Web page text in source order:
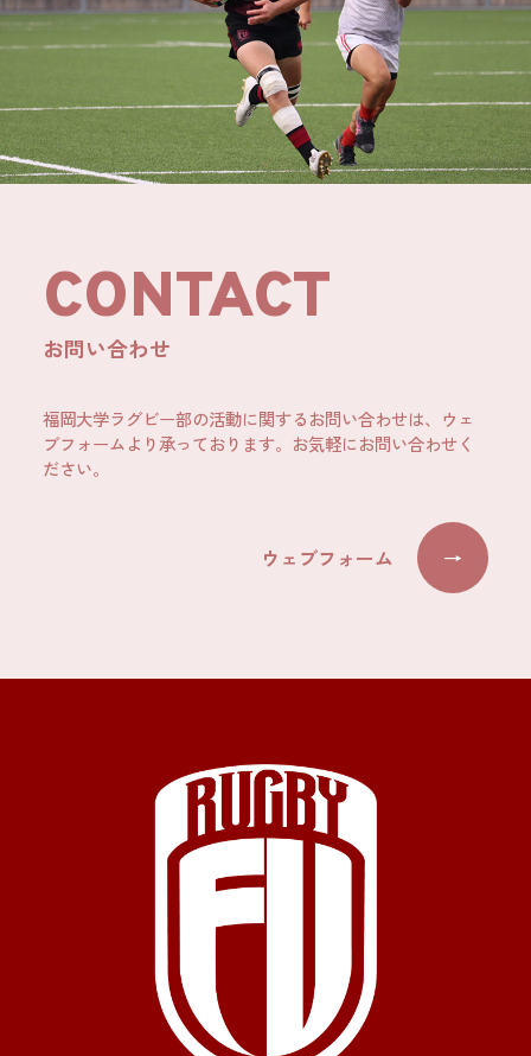
CONTACT
お問い合わせ
福岡大学ラグビー部の活動に関するお問い合わせは、ウェ
ブフォームより承っております。お気軽にお問い合わせく
ださい。
ウェブフォーム →